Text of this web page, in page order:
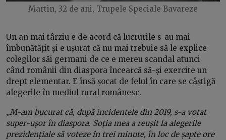
Martin, 32 de ani, Trupele Speciale Bavareze
Un an mai târziu e de acord că lucrurile s-au mai
îmbunătățit și e ușurat că nu mai trebuie să le explice
colegilor săi germani de ce e mereu scandal atunci
când românii din diaspora încearcă să-și exercite un
drept elementar. E însă șocat de felul în care se câștigă
alegerile în mediul rural românesc.
„M-am bucurat că, după incidentele din 2019, s-a votat
super-ușor în diaspora. Soția mea a reușit la alegerile
prezidențiale să voteze în trei minute, în loc de șapte ore